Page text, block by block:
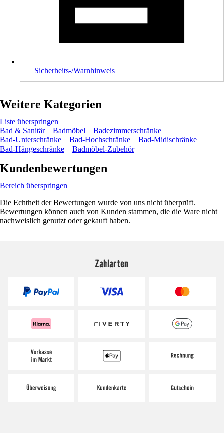
Sicherheits-/Warnhinweis
Weitere Kategorien
Liste überspringen
Bad & Sanitär
Badmöbel
Badezimmerschränke
Bad-Unterschränke
Bad-Hochschränke
Bad-Midischränke
Bad-Hängeschränke
Badmöbel-Zubehör
Kundenbewertungen
Bereich überspringen
Die Echtheit der Bewertungen wurde von uns nicht überprüft.
Bewertungen können auch von Kunden stammen, die die Ware nicht
nachweislich genutzt oder gekauft haben.
Zahlarten